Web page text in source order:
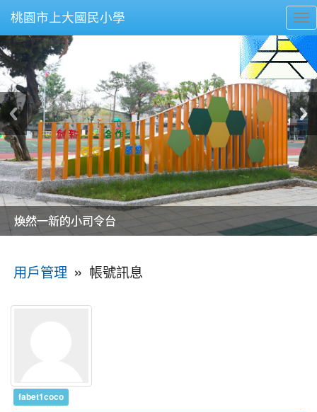
桃園市上大國民小學
美麗的操場是我們活力的來源
美麗的操場是我們活力的來源
煥然一新的小司令台
煥然一新的小司令台
富含桃園埤塘田園風光意象的中廊
富含桃園埤塘田園風光意象的中廊
嶄新的中庭廣場
嶄新的中庭廣場
水生池生生不息
水生池生生不息
用戶管理 » 帳號訊息
fabet1coco